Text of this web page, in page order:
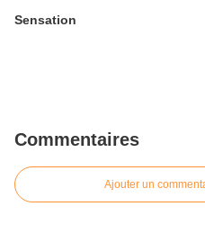
Sensation
Commentaires
Ajouter un